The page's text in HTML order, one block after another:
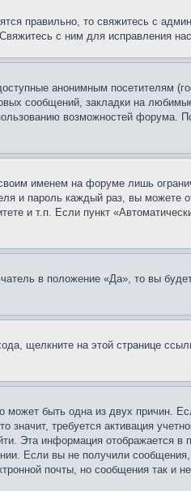
правильно, то свяжитесь с
с ним для исправления
анонимным посетителям
сообщений, закладки на
возможностей форума.
именем на форуме лишь
и пароль каждый раз, вы можете
и т.п. Если пункт
в положение «Да», то вы
щелкните на этой странице
может быть одна из двух причин.
требуется активация
Эта информация отображается в
Если вы не получили
почты, но сообщения так и